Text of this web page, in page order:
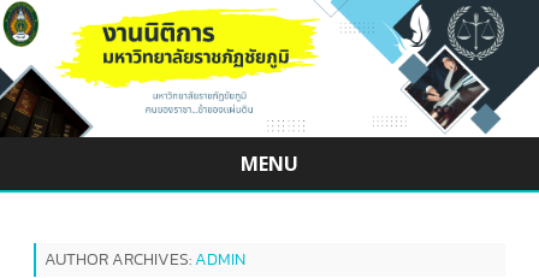
MENU
AUTHOR ARCHIVES:ADMIN